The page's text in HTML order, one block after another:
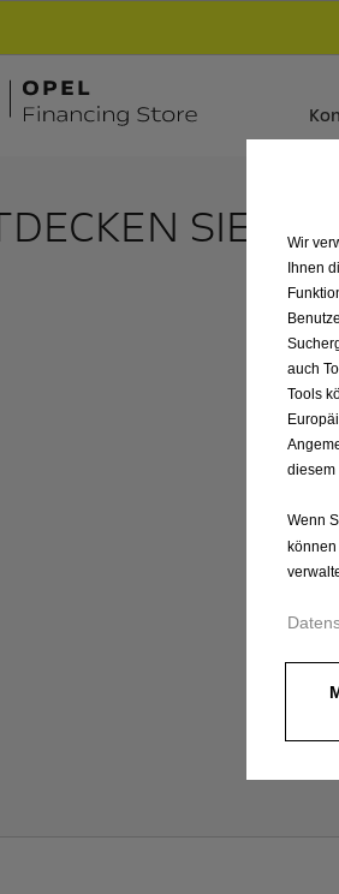
SIE
Wir
Ihnen
auch
Tools
diesem
Wenn
MEINE